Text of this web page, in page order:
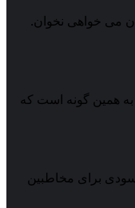
می خواهی نخوان.
همین گونه است که
برای مخاطبین